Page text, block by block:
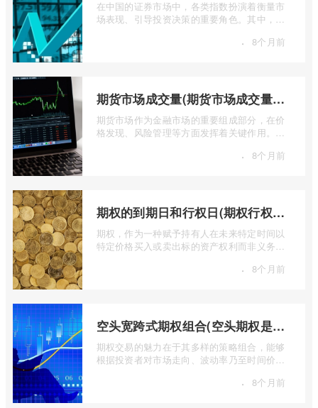
在中国的证券市场中，各类指数扮演着衡量市
场表现、引导投资决策的重要角色。其中，上
· 8个月前
期货市场成交量(期货市场成交量萎缩)
期货市场作为金融市场的重要组成部分，在价
格发现、风险管理等方面发挥着关键作用。近
· 8个月前
期权的到期日和行权日(期权行权日到期虚值期权都将清零)
期权，作为一种赋予持有人在未来特定时间以
特定价格买入或卖出标的资产权利而非义务的
· 8个月前
空头宽跨式期权组合(空头期权是什么意思)
期权交易的魅力在于其多样的策略组合，能够
根据投资者对市场走向、波动率乃至时间价值
· 8个月前